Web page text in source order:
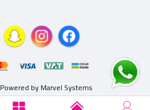
Copyright © 2025 - Powered by Marvel Systems